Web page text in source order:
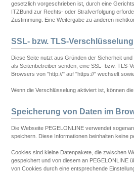
gesetzlich vorgeschrieben ist, durch eine
ITZBund zur Rechts- oder Strafverfolgung
Zustimmung. Eine Weitergabe zu anderen
SSL- bzw. TLS-Verschlüsselung
Diese Seite nutzt aus Gründen der Sicherheit
als Seitenbetreiber senden, eine SSL- bzw. TLS-
Browsers von "http://" auf "https://" wechselt
Wenn die Verschlüsselung aktiviert ist, können
Speicherung von Daten im
Die Webseite PEGELONLINE verwendet
speichern. Diese Informationen beinhalten keine
Cookies sind kleine Datenpakete, die zwischen
gespeichert und von diesem an PEGELONLINE
von Cookies durch eine entsprechende